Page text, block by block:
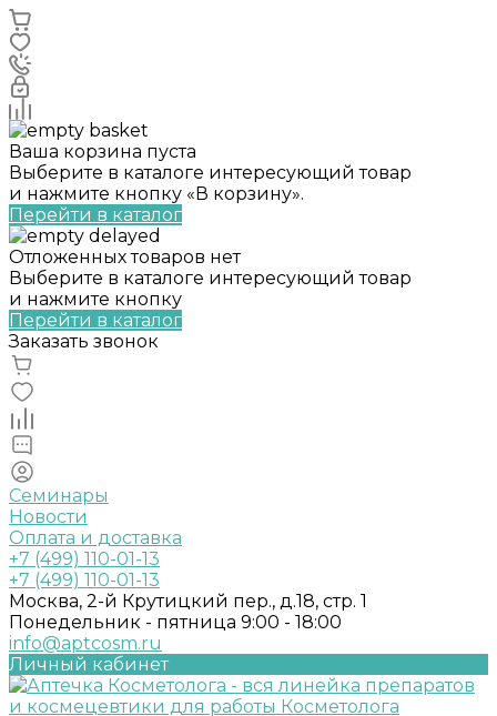
Ваша корзина пуста
Выберите в каталоге интересующий товар
и нажмите кнопку «В корзину».
Перейти в каталог
Отложенных товаров нет
Выберите в каталоге интересующий товар
и нажмите кнопку
Перейти в каталог
Заказать звонок
Семинары
Новости
Оплата и доставка
+7 (499) 110-01-13
+7 (499) 110-01-13
Москва, 2-й Крутицкий пер., д.18, стр. 1
Понедельник - пятница 9:00 - 18:00
info@aptcosm.ru
Личный кабинет